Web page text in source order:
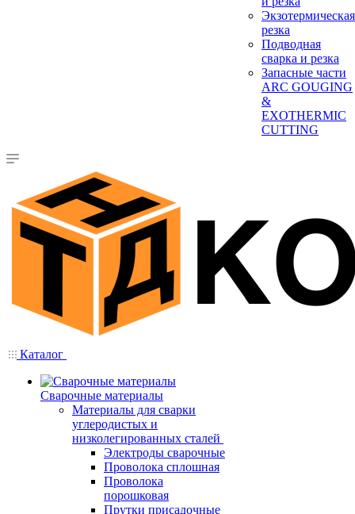
Экзотермическая
резка
Подводная
сварка и резка
Запасные части
ARC GOUGING
&
EXOTHERMIC
CUTTING
Каталог
Сварочные материалы
Материалы для сварки
углеродистых и
низколегированных сталей
Электроды сварочные
Проволока сплошная
Проволока
порошковая
Прутки присадочные